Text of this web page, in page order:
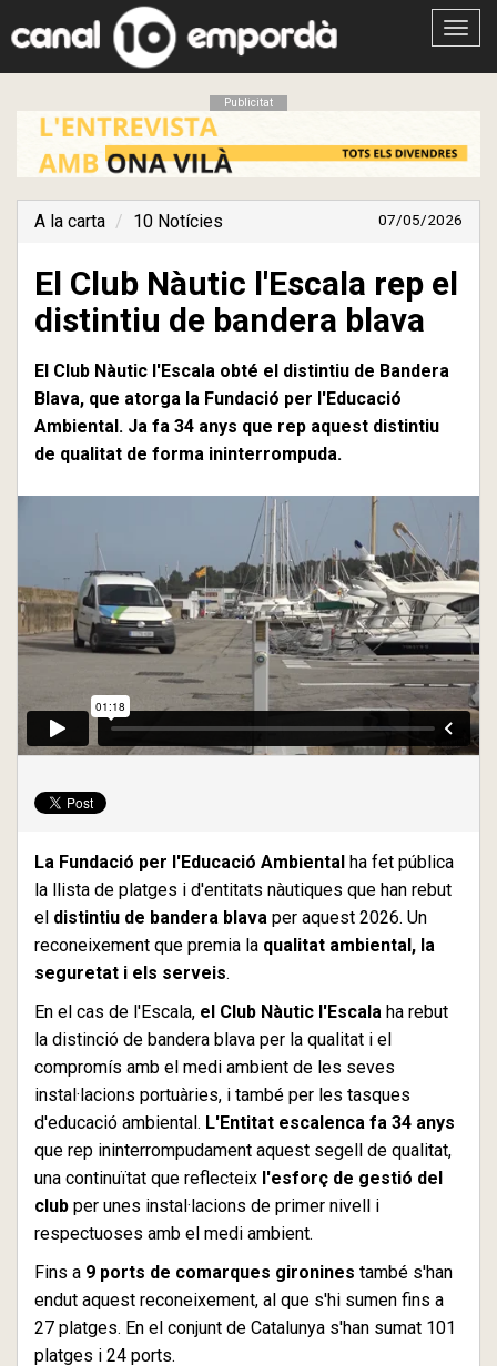
Obrir
Publicitat
A la carta 10 Notícies 07/05/2026
El Club Nàutic l'Escala rep el
distintiu de bandera blava
El Club Nàutic l'Escala obté el distintiu de Bandera
Blava, que atorga la Fundació per l'Educació
Ambiental. Ja fa 34 anys que rep aquest distintiu
de qualitat de forma ininterrompuda.
La Fundació per l'Educació Ambiental ha fet pública
la llista de platges i d'entitats nàutiques que han rebut
el distintiu de bandera blava per aquest 2026. Un
reconeixement que premia la qualitat ambiental, la
seguretat i els serveis.
En el cas de l'Escala, el Club Nàutic l'Escala ha rebut
la distinció de bandera blava per la qualitat i el
compromís amb el medi ambient de les seves
instal·lacions portuàries, i també per les tasques
d'educació ambiental. L'Entitat escalenca fa 34 anys
que rep ininterrompudament aquest segell de qualitat,
una continuïtat que reflecteix l'esforç de gestió del
club per unes instal·lacions de primer nivell i
respectuoses amb el medi ambient.
Fins a 9 ports de comarques gironines també s'han
endut aquest reconeixement, al que s'hi sumen fins a
27 platges. En el conjunt de Catalunya s'han sumat 101
platges i 24 ports.